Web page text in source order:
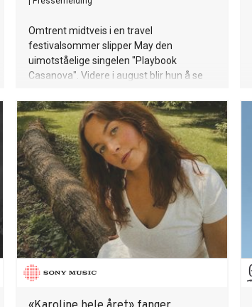
Omtrent midtveis i en travel
festivalsommer slipper May den
uimotståelige singelen "Playbook
Casanova". Videre i august blir hun å se
Bakgårdsfestivalen i Harstad (15), Ypsilon
i Drammen (22) og Rakettnatt i Tromsø
(28). Og 5. september avslutter hun
festivalsesongen med Spirefest i
Ålesund.